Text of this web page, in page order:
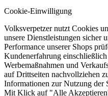
Cookie-Einwilligung
Volksverpetzer nutzt Cookies
unsere Dienstleistungen sicher
Performance unserer Shops
Kundenerfahrung
Werbemaßnahmen und
auf Drittseiten nachvollziehen
Informationen zur Nutzung der
Mit Klick auf "Alle